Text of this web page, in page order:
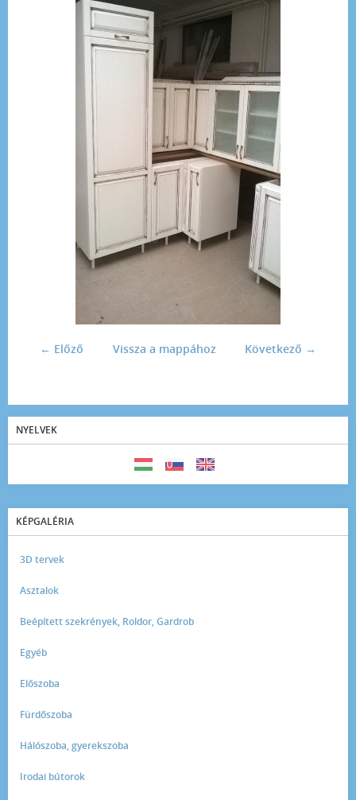
← Előző Következő →
Vissza a mappához
NYELVEK
KÉPGALÉRIA
3D tervek
Asztalok
Beépített szekrények, Roldor, Gardrob
Egyéb
Előszoba
Fürdőszoba
Hálószoba, gyerekszoba
Irodai bútorok